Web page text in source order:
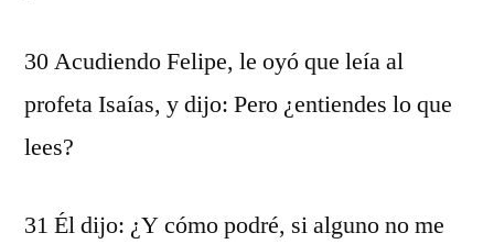
30 Acudiendo Felipe, le oyó que leía al
profeta Isaías, y dijo: Pero ¿entiendes lo que
lees?
31 Él dijo: ¿Y cómo podré, si alguno no me